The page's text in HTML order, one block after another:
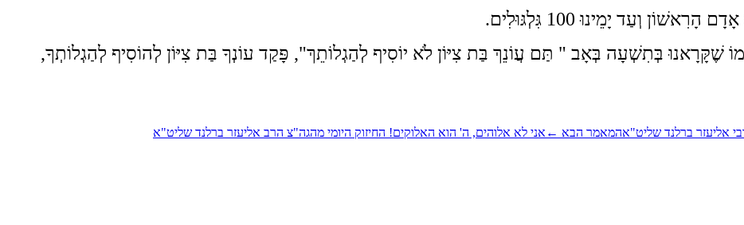
וְעַד יָמֵינוּ 100 גִּלְגּוּלִים.
שֶׁקָּרָאנוּ בְּתִשְׁעָה בְּאָב " תַּם עֲוֹנֵךְ בַּת צִיּוֹן לֹא יוֹסִיף לְהַגְלוֹתֵךְ", פָּקַד עוֹנְךָ בַּת צִיּוֹן לְהוֹסִיף לְהַגְלוֹתְךָ,
אליעזר ברלנד שליט"אהמאמר הבא ← אני לא אלוהים, ה' הוא האלוקים! החיזוק היומי מהגה"צ הרב אליעזר ברלנד שליט"א